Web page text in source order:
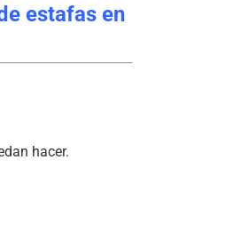
estafas en
hacer.